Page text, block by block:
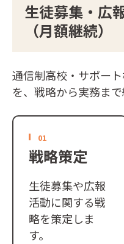
生徒募集・広
（月額継続）
通信制高校・サポー
を、戦略から実務まで
01
戦略策定
生徒募集や広報
活動に関する戦
略を策定しま
す。